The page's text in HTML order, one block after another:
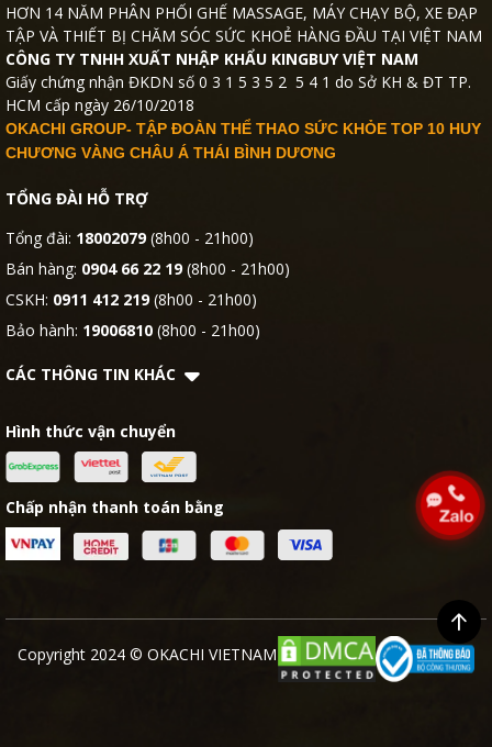
HƠN 14 NĂM PHÂN PHỐI GHẾ MASSAGE, MÁY CHẠY BỘ, XE ĐẠP
TẬP VÀ THIẾT BỊ CHĂM SÓC SỨC KHOẺ HÀNG ĐẦU TẠI VIỆT NAM
CÔNG TY TNHH XUẤT NHẬP KHẨU KINGBUY VIỆT NAM
Giấy chứng nhận ĐKDN số 0 3 1 5 3 5 2 5 4 1 do Sở KH & ĐT TP.
HCM cấp ngày 26/10/2018
OKACHI GROUP- TẬP ĐOÀN THỂ THAO SỨC KHỎE TOP 10 HUY
CHƯƠNG VÀNG CHÂU Á THÁI BÌNH DƯƠNG
TỔNG ĐÀI HỖ TRỢ
Tổng đài: 18002079(8h00 - 21h00)
Bán hàng: 0904 66 22 19(8h00 - 21h00)
CSKH: 0911 412 219(8h00 - 21h00)
Bảo hành: 19006810 (8h00 - 21h00)
CÁC THÔNG TIN KHÁC
Hình thức vận chuyển
Chấp nhận thanh toán bằng
Copyright 2024 © OKACHI VIETNAM